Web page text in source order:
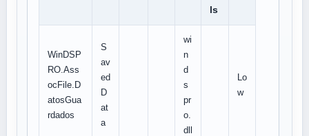
ls
WinDSP
RO.Ass
ocFile.D
atosGua
rdados
S
av
ed
D
at
a
wi
n
d
s
pr
o.
dll
Lo
w